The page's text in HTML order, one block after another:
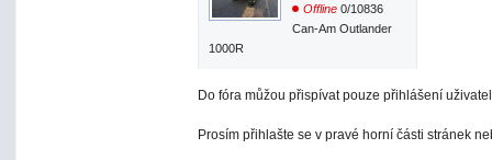
Offline 0/10836
Can-Am Outlander
1000R
Do fóra můžou přispívat pouze přihlášení
Prosím přihlašte se v pravé horní části stránek